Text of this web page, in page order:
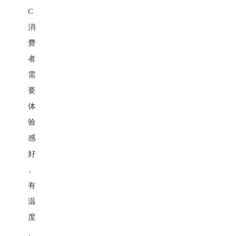
C
消
费
者
需
要
体
验
感
好
有
温
度